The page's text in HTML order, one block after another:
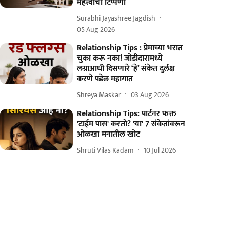
Surabhi Jayashree Jagdish
05 Aug 2026
Relationship Tips : प्रेमाच्या भरात
चुका करू नका! जोडीदारामध्ये
लग्नाआधी दिसणारे ‘हे’ संकेत दुर्लक्ष
करणे पडेल महागात
Shreya Maskar 03 Aug 2026
Relationship Tips: पार्टनर फक्त
'टाईम पास' करतो? 'या' 7 संकेतांवरून
ओळखा मनातील खोट
Shruti Vilas Kadam 10 Jul 2026